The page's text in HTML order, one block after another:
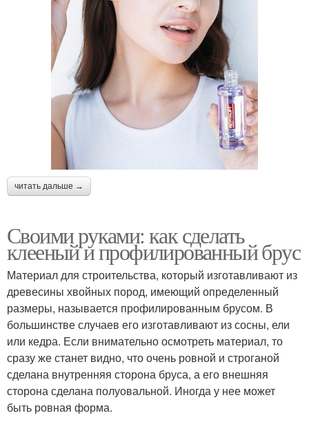
читать дальше →
Своими руками: как сделать
клееный и профилированный брус
Материал для строительства, который изготавливают из
древесины хвойных пород, имеющий определенный
размеры, называется профилированным брусом. В
большинстве случаев его изготавливают из сосны, ели
или кедра. Если внимательно осмотреть материал, то
сразу же станет видно, что очень ровной и строганой
сделана внутренняя сторона бруса, а его внешняя
сторона сделана полуовальной. Иногда у нее может
быть ровная форма.